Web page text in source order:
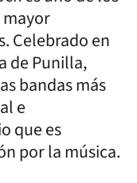
mayor
Celebrado en
de Punilla,
bandas más
e
que es
por la música.